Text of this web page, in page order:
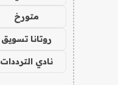
متورخ
روتانا تسويق
نادي الترددات